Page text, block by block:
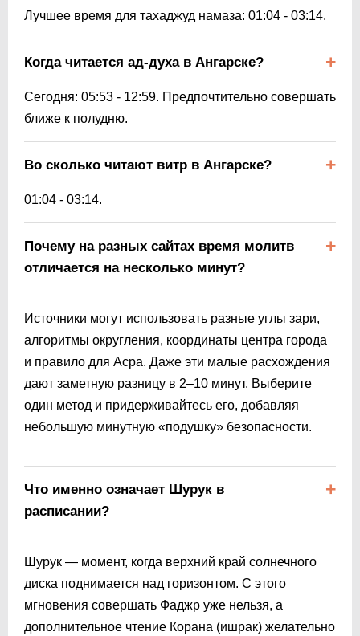
Лучшее время для тахаджуд намаза: 01:04 - 03:14.
Когда читается ад-духа в Ангарске?
Сегодня: 05:53 - 12:59. Предпочтительно совершать
ближе к полудню.
Во сколько читают витр в Ангарске?
01:04 - 03:14.
Почему на разных сайтах время молитв
отличается на несколько минут?
Источники могут использовать разные углы зари,
алгоритмы округления, координаты центра города
и правило для Асра. Даже эти малые расхождения
дают заметную разницу в 2–10 минут. Выберите
один метод и придерживайтесь его, добавляя
небольшую минутную «подушку» безопасности.
Что именно означает Шурук в
расписании?
Шурук — момент, когда верхний край солнечного
диска поднимается над горизонтом. С этого
мгновения совершать Фаджр уже нельзя, а
дополнительное чтение Корана (ишрак) желательно